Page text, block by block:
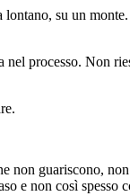
su un
nel processo. Non
non guariscono,
e non così spesso